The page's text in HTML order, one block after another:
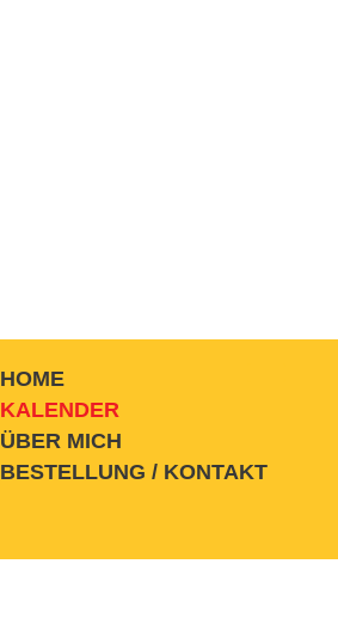
HOME
KALENDER
ÜBER MICH
BESTELLUNG / KONTAKT